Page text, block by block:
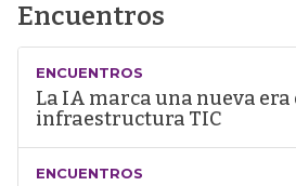
Encuentros
ENCUENTROS
La IA marca una nueva era
infraestructura TIC
ENCUENTROS